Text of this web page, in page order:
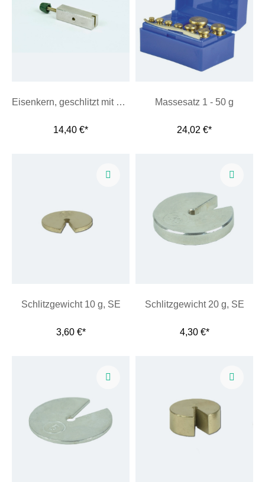
Eisenkern, geschlitzt mit Schraube
14,40 €*
Massesatz 1 - 50 g
24,02 €*
Schlitzgewicht 10 g, SE
3,60 €*
Schlitzgewicht 20 g, SE
4,30 €*